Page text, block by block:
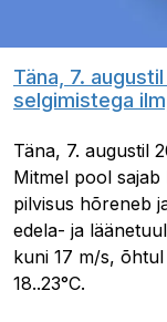
Täna, 7.
selgimistega
Täna, 7. augustil
Mitmel pool
pilvisus hõreneb
edela- ja
kuni 17 m/s,
18..23°C.